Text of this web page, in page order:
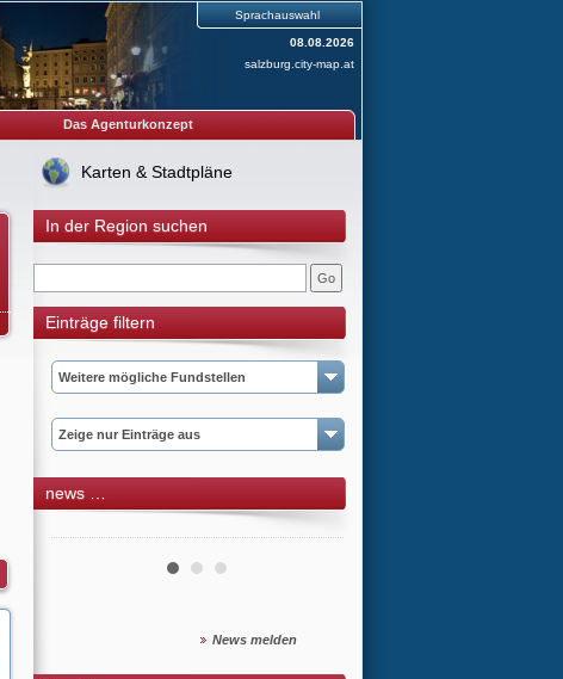
Sprachauswahl
08.08.2026
salzburg.city-map.at
Das Agenturkonzept
Karten & Stadtpläne
In der Region suchen
Einträge filtern
Weitere mögliche Fundstellen
Zeige nur Einträge aus
news …
News melden